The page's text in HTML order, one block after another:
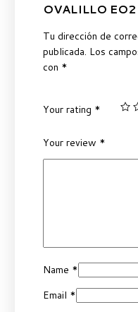
OVALILLO EO2
Tu dirección de
publicada. Los
con *
Your rating *
Your review *
Name *
Email *